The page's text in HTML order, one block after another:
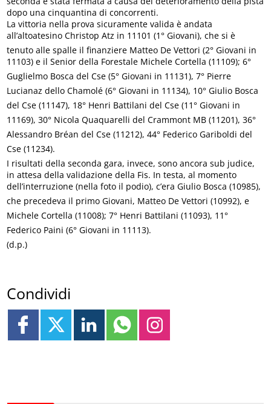
dopo una cinquantina di concorrenti.
La vittoria nella prova sicuramente valida è andata
all’altoatesino Christop Atz in 11101 (1° Giovani), che si è
tenuto alle spalle il finanziere Matteo De Vettori (2° Giovani in
11103) e il Senior della Forestale Michele Cortella (11109); 6°
Guglielmo Bosca del Cse (5° Giovani in 11131), 7° Pierre
Lucianaz dello Chamolé (6° Giovani in 11134), 10° Giulio Bosca
del Cse (11147), 18° Henri Battilani del Cse (11° Giovani in
11169), 30° Nicola Quaquarelli del Crammont MB (11201), 36°
Alessandro Bréan del Cse (11212), 44° Federico Gariboldi del
Cse (11234).
I risultati della seconda gara, invece, sono ancora sub judice,
in attesa della validazione della Fis. In testa, al momento
dell’interruzione (nella foto il podio), c’era Giulio Bosca (10985),
che precedeva il primo Giovani, Matteo De Vettori (10992), e
Michele Cortella (11008); 7° Henri Battilani (11093), 11°
Federico Paini (6° Giovani in 11113).
(d.p.)
Condividi